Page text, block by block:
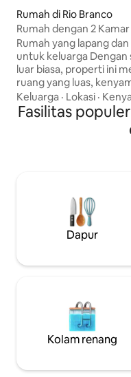
Rumah di Rio Branco
Rumah dengan 2
Ivonete
Rumah yang lapang
untuk keluarga Dengan struktur yang
luar biasa, properti ini
ruang yang luas,
kemudahan. 5 area parkir dan AC. 🛏️
Ada 2 kamar mandi
tempat tidur king-size,
dari unit gawat darurat. 🔑 Akses penuh:
Seluruh rumah bisa
dengan privasi penuh.
Keluarga · Lokasi ·
Fasilitas
Dapur
Kolam renang